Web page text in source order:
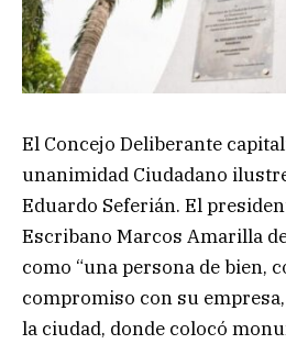
El Concejo Deliberante
unanimidad Ciudadano
Eduardo Seferián. El
Escribano Marcos Amarilla
como “una persona de bien,
compromiso con su
la ciudad, donde colocó